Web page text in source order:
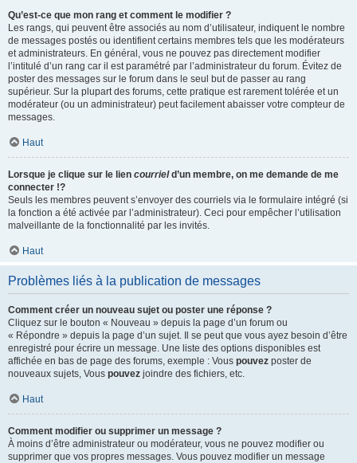
Qu’est-ce que mon rang et comment le modifier ?
Les rangs, qui peuvent être associés au nom d’utilisateur, indiquent le nombre
de messages postés ou identifient certains membres tels que les modérateurs
et administrateurs. En général, vous ne pouvez pas directement modifier
l’intitulé d’un rang car il est paramétré par l’administrateur du forum. Évitez de
poster des messages sur le forum dans le seul but de passer au rang
supérieur. Sur la plupart des forums, cette pratique est rarement tolérée et un
modérateur (ou un administrateur) peut facilement abaisser votre compteur de
messages.
Haut
Lorsque je clique sur le lien courrield’un membre, on me demande de me
connecter !?
Seuls les membres peuvent s’envoyer des courriels via le formulaire intégré (si
la fonction a été activée par l’administrateur). Ceci pour empêcher l’utilisation
malveillante de la fonctionnalité par les invités.
Haut
Problèmes liés à la publication de messages
Comment créer un nouveau sujet ou poster une réponse ?
Cliquez sur le bouton « Nouveau » depuis la page d’un forum ou
« Répondre » depuis la page d’un sujet. Il se peut que vous ayez besoin d’être
enregistré pour écrire un message. Une liste des options disponibles est
affichée en bas de page des forums, exemple : Vous pouvez poster de
nouveaux sujets, Vous pouvez joindre des fichiers, etc.
Haut
Comment modifier ou supprimer un message ?
À moins d’être administrateur ou modérateur, vous ne pouvez modifier ou
supprimer que vos propres messages. Vous pouvez modifier un message